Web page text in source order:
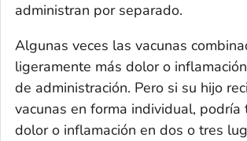
administran por separado.
Algunas veces las vacunas
ligeramente más dolor o
de administración. Pero si su hijo
vacunas en forma individual, podría
dolor o inflamación en dos o tres